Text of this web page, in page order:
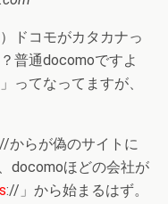
ドコモがカタカナっ
普通docomoですよ
ってなってますが、
からが偽のサイトに
docomoほどの会社が
s://」から始まるはず。